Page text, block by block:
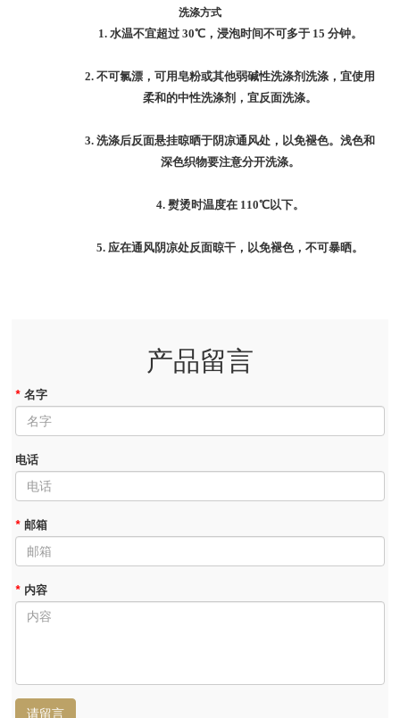
洗涤方式
1. 水温不宜超过 30℃，浸泡时间不可多于 15 分钟。
2. 不可氯漂，可用皂粉或其他弱碱性洗涤剂洗涤，宜使用
柔和的中性洗涤剂，宜反面洗涤。
3. 洗涤后反面悬挂晾晒于阴凉通风处，以免褪色。浅色和
深色织物要注意分开洗涤。
4. 熨烫时温度在 110℃以下。
5. 应在通风阴凉处反面晾干，以免褪色，不可暴晒。
产品留言
* 名字
电话
* 邮箱
* 内容
请留言